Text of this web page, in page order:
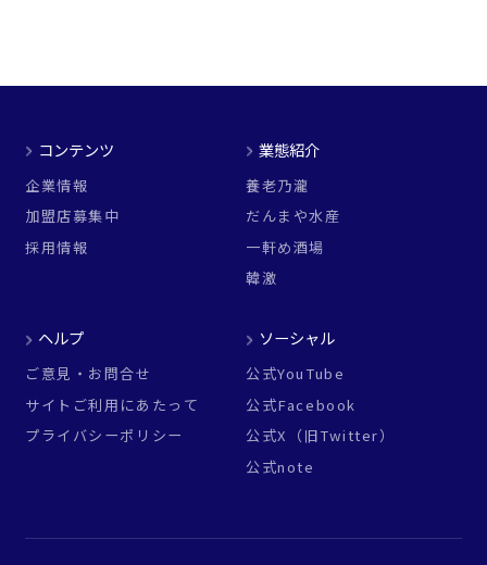
コンテンツ
企業情報
加盟店募集中
採用情報
業態紹介
養老乃瀧
だんまや水産
一軒め酒場
韓激
ヘルプ
ご意見・お問合せ
サイトご利用にあたって
プライバシーポリシー
ソーシャル
公式YouTube
公式Facebook
公式X（旧Twitter）
公式note